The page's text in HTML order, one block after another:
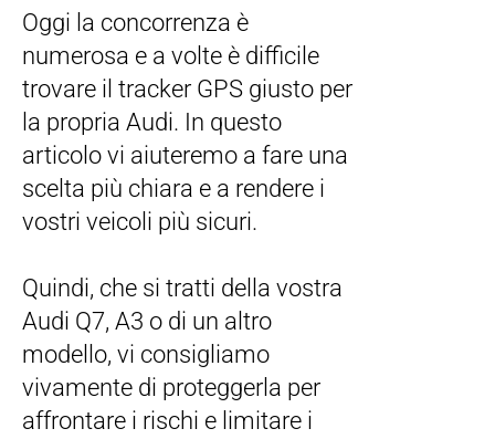
Oggi la concorrenza è
numerosa e a volte è difficile
trovare il tracker GPS giusto per
la propria Audi. In questo
articolo vi aiuteremo a fare una
scelta più chiara e a rendere i
vostri veicoli più sicuri.
Quindi, che si tratti della vostra
Audi Q7, A3 o di un altro
modello, vi consigliamo
vivamente di proteggerla per
affrontare i rischi e limitare i